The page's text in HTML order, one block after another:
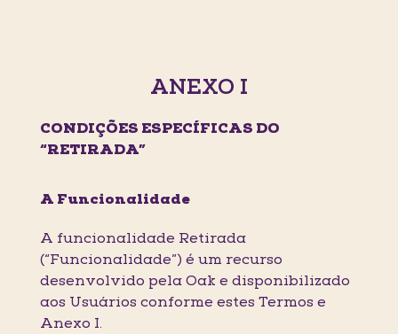
ANEXO I
CONDIÇÕES ESPECÍFICAS DO
“RETIRADA”
A Funcionalidade
A funcionalidade Retirada
(“Funcionalidade”) é um recurso
desenvolvido pela Oak e disponibilizado
aos Usuários conforme estes Termos e
Anexo I.